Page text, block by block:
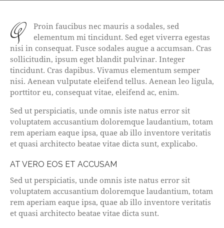
q
Proin faucibus nec mauris a sodales, sed
elementum mi tincidunt. Sed eget viverra egestas
nisi in consequat. Fusce sodales augue a accumsan. Cras
sollicitudin, ipsum eget blandit pulvinar. Integer
tincidunt. Cras dapibus. Vivamus elementum semper
nisi. Aenean vulputate eleifend tellus. Aenean leo ligula,
porttitor eu, consequat vitae, eleifend ac, enim.
Sed ut perspiciatis, unde omnis iste natus error sit
voluptatem accusantium doloremque laudantium, totam
rem aperiam eaque ipsa, quae ab illo inventore veritatis
et quasi architecto beatae vitae dicta sunt, explicabo.
AT VERO EOS ET ACCUSAM
Sed ut perspiciatis, unde omnis iste natus error sit
voluptatem accusantium doloremque laudantium, totam
rem aperiam eaque ipsa, quae ab illo inventore veritatis
et quasi architecto beatae vitae dicta sunt.